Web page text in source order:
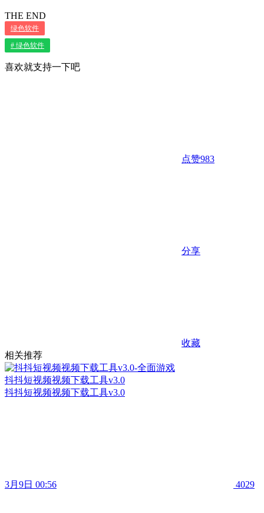
THE END
绿色软件
# 绿色软件
喜欢就支持一下吧
点赞983
分享
收藏
相关推荐
抖抖短视频视频下载工具v3.0
抖抖短视频视频下载工具v3.0
3月9日 00:56 4029